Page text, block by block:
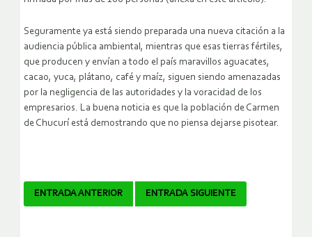
Seguramente ya está siendo preparada una nueva citación a la
audiencia pública ambiental, mientras que esas tierras fértiles,
que producen y envían a todo el país maravillos aguacates,
cacao, yuca, plátano, café y maíz, siguen siendo amenazadas
por la negligencia de las autoridades y la voracidad de los
empresarios. La buena noticia es que la población de Carmen
de Chucurí está demostrando que no piensa dejarse pisotear.
Navegador
ENTRADA ANTERIOR ENTRADA SIGUIENTE